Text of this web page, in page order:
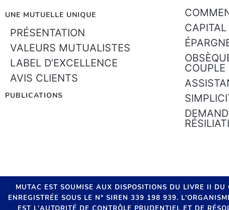
UNE MUTUELLE UNIQUE
PRÉSENTATION
VALEURS MUTUALISTES
LABEL D’EXCELLENCE
AVIS CLIENTS
PUBLICATIONS
CAPITAL
COUPLE
MUTAC EST SOUMISE AUX DISPOSITIONS DU LIVRE II
ENREGISTRÉE SOUS LE N° SIREN 339 198 939.